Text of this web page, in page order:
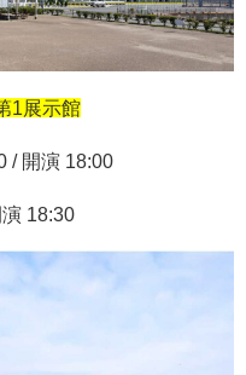
1展示館
/ 開演 18:00
演 18:30